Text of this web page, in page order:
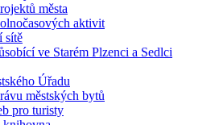
města
aktivit
sítě
ve Starém Plzenci a Sedlci
Úřadu
městských bytů
pro turisty